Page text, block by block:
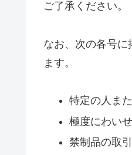
ご了承ください。
なお、次の各号に
ます。
特定の人ま
極度にわい
禁制品の取